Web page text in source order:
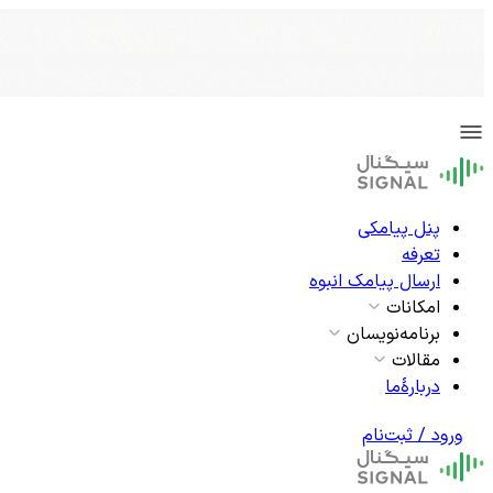
پنل پیامکی
تعرفه
ارسال پیامک انبوه
امکانات
برنامه‌نویسان
مقالات
دربارۀما
ورود / ثبت‌نام